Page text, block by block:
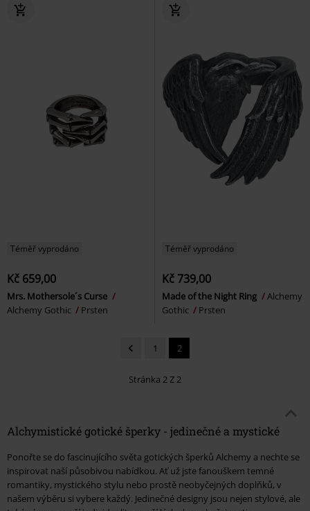
Téměř vyprodáno
Kč 659,00
Mrs. Mothersole´s Curse
Alchemy Gothic
Prsten
Téměř vyprodáno
Kč 739,00
Made of the Night Ring
Alchemy
Gothic
Prsten
1 2
Stránka 2 Z 2
Alchymistické gotické šperky - jedinečné a mystické
Ponořte se do fascinujícího světa gotických šperků Alchemy a nechte se
inspirovat naší působivou nabídkou. Ať už jste fanouškem temné
romantiky, mystického stylu nebo prostě neobyčejných doplňků, v
našem výběru si vybere každý. Jedinečné designy jsou nejen stylové, ale